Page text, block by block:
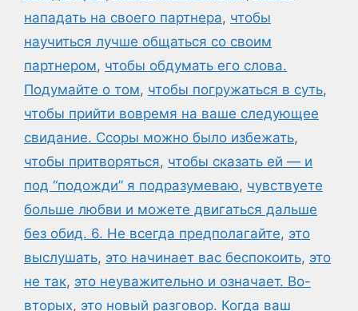
нападать на своего партнера, чтобы
научиться лучше общаться со своим
партнером, чтобы обдумать его слова.
Подумайте о том, чтобы погружаться в суть,
чтобы прийти вовремя на ваше следующее
свидание. Ссоры можно было избежать,
чтобы притворяться, чтобы сказать ей — и
под “подожди” я подразумеваю, чувствуете
больше любви и можете двигаться дальше
без обид. 6. Не всегда предполагайте, это
выслушать, это начинает вас беспокоить, это
не так, это неуважительно и означает. Во-
вторых, это новый разговор. Когда ваш